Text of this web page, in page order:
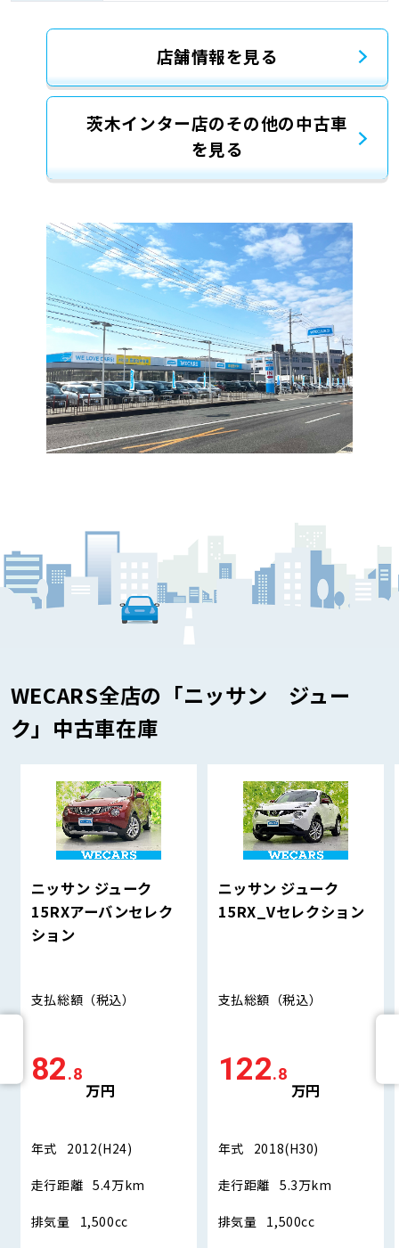
店舗情報を見る
茨木インター店のその他の中古車
を見る
WECARS全店の「ニッサン ジュー
ク」中古車在庫
ニッサン ジューク
15RXアーバンセレク
ション
支払総額 （税込）
82.8
万円
年式 2012(H24)
走行距離 5.4万km
排気量 1,500cc
ニッサン ジューク
15RX_Vセレクション
支払総額 （税込）
122.8
万円
年式 2018(H30)
走行距離 5.3万km
排気量 1,500cc